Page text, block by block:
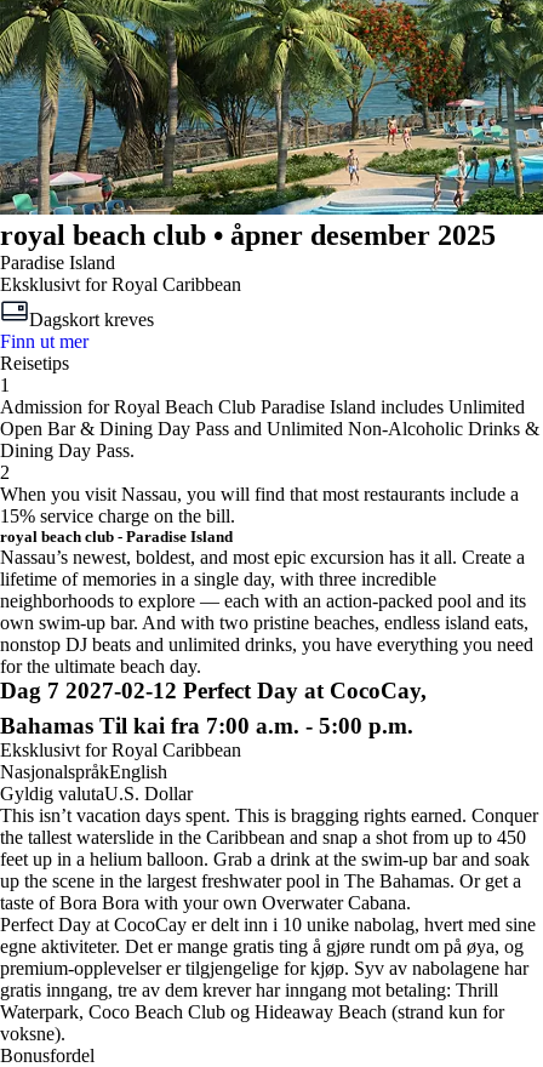
royal beach club • åpner desember 2025
Paradise Island
Eksklusivt for Royal Caribbean
Dagskort kreves
Finn ut mer
Reisetips
1
Admission for Royal Beach Club Paradise Island includes Unlimited
Open Bar & Dining Day Pass and Unlimited Non-Alcoholic Drinks &
Dining Day Pass.
2
When you visit Nassau, you will find that most restaurants include a
15% service charge on the bill.
royal beach club - Paradise Island
Nassau’s newest, boldest, and most epic excursion has it all. Create a
lifetime of memories in a single day, with three incredible
neighborhoods to explore — each with an action-packed pool and its
own swim-up bar. And with two pristine beaches, endless island eats,
nonstop DJ beats and unlimited drinks, you have everything you need
for the ultimate beach day.
Dag 7 2027-02-12 Perfect Day at CocoCay,
Bahamas Til kai fra 7:00 a.m. - 5:00 p.m.
Eksklusivt for Royal Caribbean
NasjonalspråkEnglish
Gyldig valutaU.S. Dollar
This isn’t vacation days spent. This is bragging rights earned. Conquer
the tallest waterslide in the Caribbean and snap a shot from up to 450
feet up in a helium balloon. Grab a drink at the swim-up bar and soak
up the scene in the largest freshwater pool in The Bahamas. Or get a
taste of Bora Bora with your own Overwater Cabana.
Perfect Day at CocoCay er delt inn i 10 unike nabolag, hvert med sine
egne aktiviteter. Det er mange gratis ting å gjøre rundt om på øya, og
premium-opplevelser er tilgjengelige for kjøp. Syv av nabolagene har
gratis inngang, tre av dem krever har inngang mot betaling: Thrill
Waterpark, Coco Beach Club og Hideaway Beach (strand kun for
voksne).
Bonusfordel